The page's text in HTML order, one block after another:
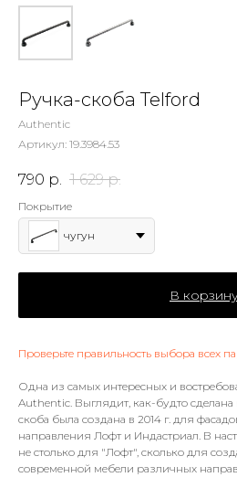
Ручка-скоба Telford
Authentic
Артикул: 19.3984.53
790 р. 1 629 р.
Покрытие
чугун
В
Проверьте правильность выбора всех
Одна из самых интересных и
Authentic. Выглядит, как-будто сделана
скоба была создана в 2014 г. для
направления Лофт и Индастриал. В
не столько для "Лофт", сколько для
современной мебели различных